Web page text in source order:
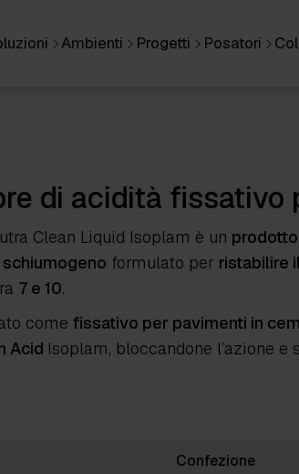
Ambienti Progetti Posatori
di acidità fissativo
Clean Liquid Isoplam è un
formulato per ristabilire
7 e 10.
come fissativo per pavimenti in
Acid Isoplam, bloccandone l’azione
Confezione